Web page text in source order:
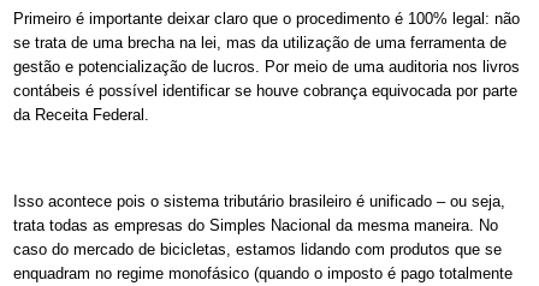
Primeiro é importante deixar claro que o procedimento é 100% legal: não
se trata de uma brecha na lei, mas da utilização de uma ferramenta de
gestão e potencialização de lucros. Por meio de uma auditoria nos livros
contábeis é possível identificar se houve cobrança equivocada por parte
da Receita Federal.
Isso acontece pois o sistema tributário brasileiro é unificado – ou seja,
trata todas as empresas do Simples Nacional da mesma maneira. No
caso do mercado de bicicletas, estamos lidando com produtos que se
enquadram no regime monofásico (quando o imposto é pago totalmente